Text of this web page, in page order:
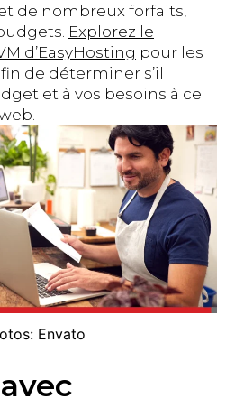
de nombreux forfaits,
Explorez le
d’EasyHosting pour les
de déterminer s’il
et à vos besoins à ce
Envato